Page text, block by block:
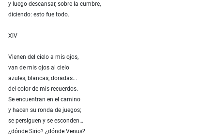
y luego descansar, sobre la cumbre,
diciendo: esto fue todo.
XIV
Vienen del cielo a mis ojos,
van de mis ojos al cielo
azules, blancas, doradas...
del color de mis recuerdos.
Se encuentran en el camino
y hacen su ronda de juegos;
se persiguen y se esconden…
¿dónde Sirio? ¿dónde Venus?